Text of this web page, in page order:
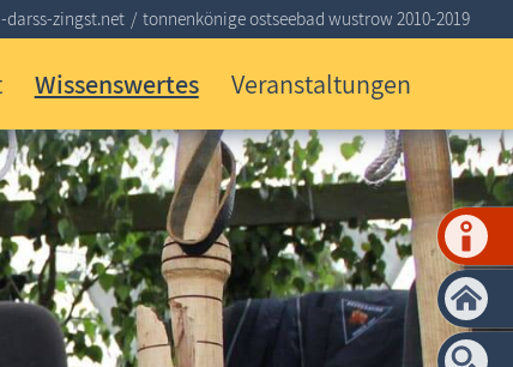
Wissenswertes Veranstaltungen
zingst.net tonnenkönige ostseebad wustrow 2010-2019